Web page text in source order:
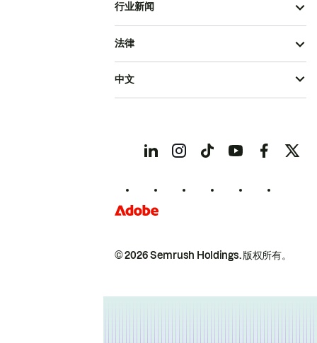
行业新闻
© 2026 Semrush Holdings.版权所有。
法律
中文